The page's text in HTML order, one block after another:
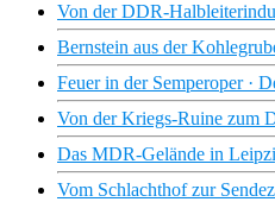
Von der DDR-
Bernstein aus der
Feuer in der Semperoper ·
Von der Kriegs-Ruine zum
Das MDR-Gelände in
Vom Schlachthof zur